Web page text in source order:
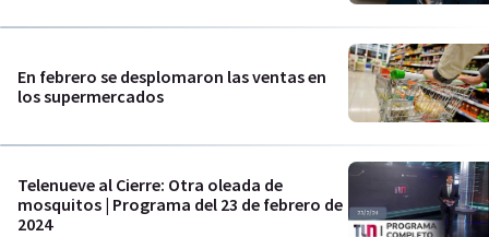
En febrero se desplomaron las ventas en
los supermercados
Telenueve al Cierre: Otra oleada de
mosquitos | Programa del 23 de febrero de
2024